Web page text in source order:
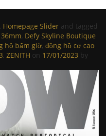
, Homepage Slider and tagged
, Defy Skyline Boutique
hồ bấm giờ, đồng hồ cơ cao
, ZENITH on 17/01/2023 by